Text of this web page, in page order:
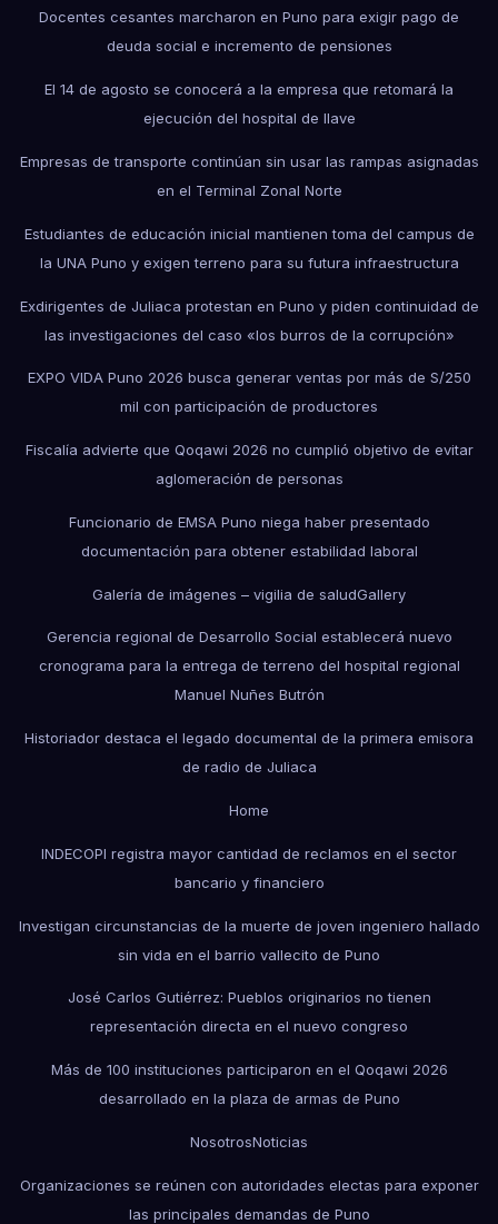
Docentes cesantes marcharon en Puno para exigir pago de
deuda social e incremento de pensiones
El 14 de agosto se conocerá a la empresa que retomará la
ejecución del hospital de Ilave
Empresas de transporte continúan sin usar las rampas asignadas
en el Terminal Zonal Norte
Estudiantes de educación inicial mantienen toma del campus de
la UNA Puno y exigen terreno para su futura infraestructura
Exdirigentes de Juliaca protestan en Puno y piden continuidad de
las investigaciones del caso «los burros de la corrupción»
EXPO VIDA Puno 2026 busca generar ventas por más de S/250
mil con participación de productores
Fiscalía advierte que Qoqawi 2026 no cumplió objetivo de evitar
aglomeración de personas
Funcionario de EMSA Puno niega haber presentado
documentación para obtener estabilidad laboral
Galería de imágenes – vigilia de saludGallery
Gerencia regional de Desarrollo Social establecerá nuevo
cronograma para la entrega de terreno del hospital regional
Manuel Nuñes Butrón
Historiador destaca el legado documental de la primera emisora
de radio de Juliaca
Home
INDECOPI registra mayor cantidad de reclamos en el sector
bancario y financiero
Investigan circunstancias de la muerte de joven ingeniero hallado
sin vida en el barrio vallecito de Puno
José Carlos Gutiérrez: Pueblos originarios no tienen
representación directa en el nuevo congreso
Más de 100 instituciones participaron en el Qoqawi 2026
desarrollado en la plaza de armas de Puno
NosotrosNoticias
Organizaciones se reúnen con autoridades electas para exponer
las principales demandas de Puno